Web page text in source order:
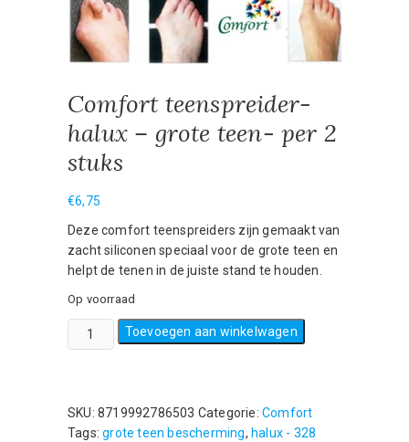
Comfort teenspreider-
halux – grote teen- per 2
stuks
€6,75
Deze comfort teenspreiders zijn gemaakt van
zacht siliconen speciaal voor de grote teen en
helpt de tenen in de juiste stand te houden.
Op voorraad
Comfort
teenspreider-
grote
teen-
Toevoegen aan winkelwagen
SKU: 8719992786503 Categorie:Comfort
Tags:grote teen bescherming, halux - 328